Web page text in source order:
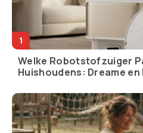
Code rood en afgezegde
festivals: waarom
Nederland niet meer
tegen zijn eigen weer kan